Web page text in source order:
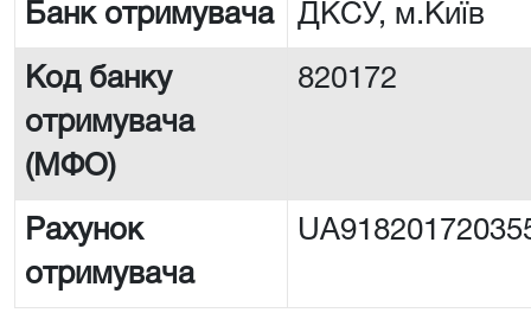
Банк отримувача ДКСУ, м.Київ
Код банку
отримувача
(МФО)
820172
Рахунок
отримувача